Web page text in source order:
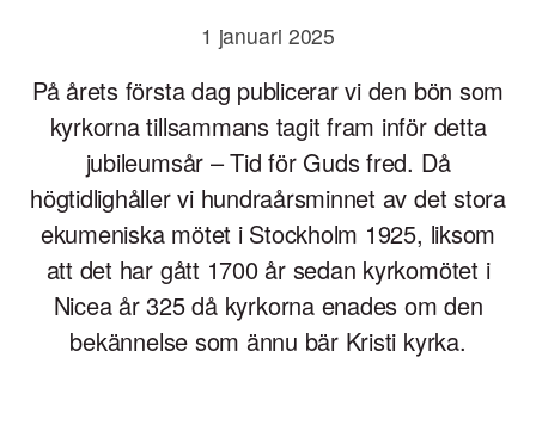
1 januari 2025
På årets första dag publicerar vi den bön som
kyrkorna tillsammans tagit fram inför detta
jubileumsår – Tid för Guds fred. Då
högtidlighåller vi hundraårsminnet av det stora
ekumeniska mötet i Stockholm 1925, liksom
att det har gått 1700 år sedan kyrkomötet i
Nicea år 325 då kyrkorna enades om den
bekännelse som ännu bär Kristi kyrka.